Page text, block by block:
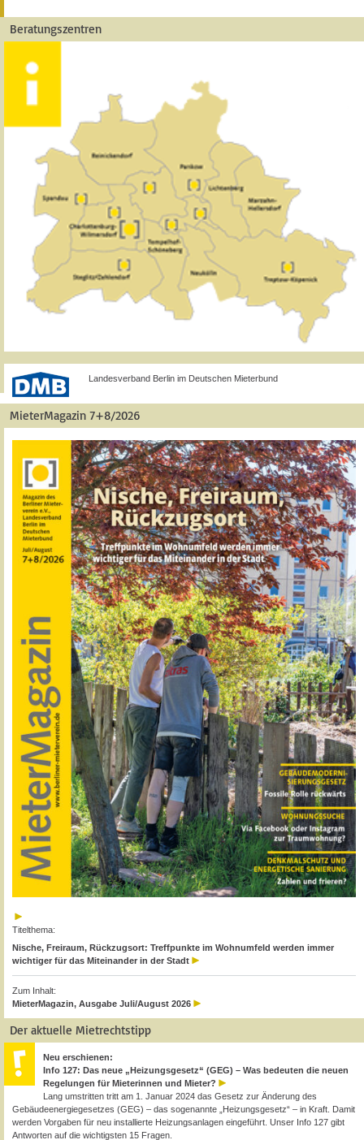
Beratungszentren
Landesverband Berlin im Deutschen Mieterbund
MieterMagazin 7+8/2026
Titelthema:
Nische, Freiraum, Rückzugsort: Treffpunkte im Wohnumfeld werden immer
wichtiger für das Miteinander in der Stadt
Zum Inhalt:
MieterMagazin, Ausgabe Juli/August 2026
Der aktuelle Mietrechtstipp
Neu erschienen:
Info 127: Das neue „Heizungsgesetz“ (GEG) – Was bedeuten die neuen
Regelungen für Mieterinnen und Mieter?
Lang umstritten tritt am 1. Januar 2024 das Gesetz zur Änderung des
Gebäudeenergiegesetzes (GEG) – das sogenannte „Heizungsgesetz“ – in Kraft. Damit
werden Vorgaben für neu installierte Heizungsanlagen eingeführt. Unser Info 127 gibt
Antworten auf die wichtigsten 15 Fragen.